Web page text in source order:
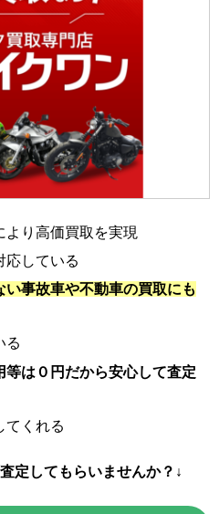
より高価買取を実現
応している
事故車や不動車の買取にも
る
等は０円だから安心して査定
てくれる
定してもらいませんか？↓